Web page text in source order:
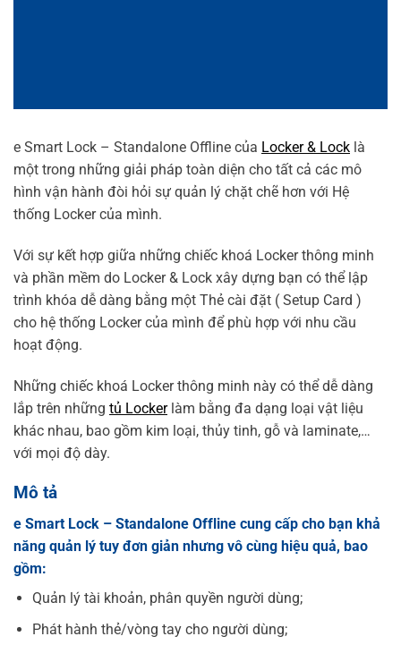
e Smart Lock – Standalone Offline của Locker & Lock là
một trong những giải pháp toàn diện cho tất cả các mô
hình vận hành đòi hỏi sự quản lý chặt chẽ hơn với Hệ
thống Locker của mình.
Với sự kết hợp giữa những chiếc khoá Locker thông minh
và phần mềm do Locker & Lock xây dựng bạn có thể lập
trình khóa dễ dàng bằng một Thẻ cài đặt ( Setup Card )
cho hệ thống Locker của mình để phù hợp với nhu cầu
hoạt động.
Những chiếc khoá Locker thông minh này có thể dễ dàng
lắp trên những tủ Lockerlàm bằng đa dạng loại vật liệu
khác nhau, bao gồm kim loại, thủy tinh, gỗ và laminate,…
với mọi độ dày.
Mô tả
e Smart Lock – Standalone Offline cung cấp cho bạn khả
năng quản lý tuy đơn giản nhưng vô cùng hiệu quả, bao
gồm:
Quản lý tài khoản, phân quyền người dùng;
Phát hành thẻ/vòng tay cho người dùng;